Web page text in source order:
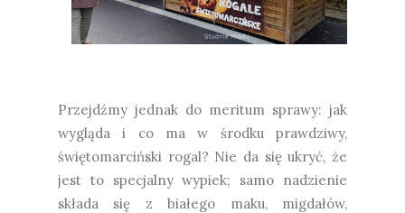
Przejdźmy jednak do meritum sprawy: jak
wygląda i co ma w środku prawdziwy,
świętomarciński rogal? Nie da się ukryć, że
jest to specjalny wypiek; samo nadzienie
składa się z białego maku, migdałów,